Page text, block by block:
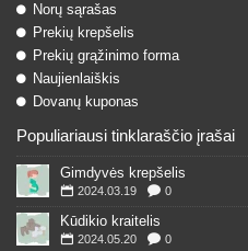
Norų sąrašas
Prekių krepšelis
Prekių grąžinimo forma
Naujienlaiškis
Dovanų kuponas
Populiariausi tinklaraščio įrašai
Gimdyvės krepšelis
2024.03.19 0
Kūdikio kraitelis
2024.05.20 0